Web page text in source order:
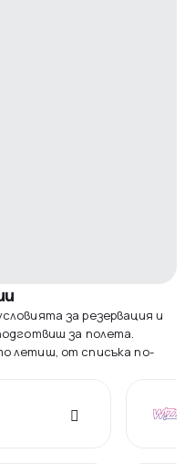
за резервация и
за полета.
летиш, от списъка по-